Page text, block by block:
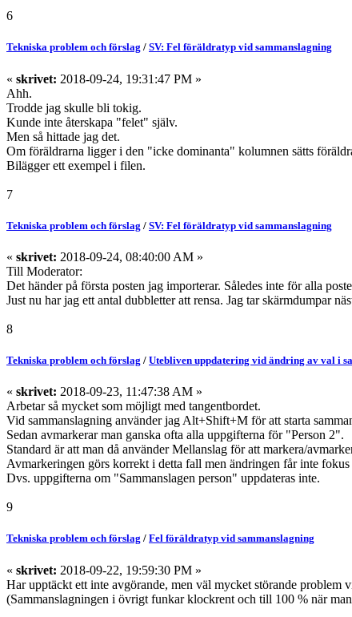
6
Tekniska problem och förslag / SV: Fel föräldratyp vid sammanslagning
« skrivet: 2018-09-24, 19:31:47 PM »
Ahh.
Trodde jag skulle bli tokig.
Kunde inte återskapa "felet" själv.
Men så hittade jag det.
Om föräldrarna ligger i den "icke dominanta" kolumnen sätts
Bilägger ett exempel i filen.
7
Tekniska problem och förslag / SV: Fel föräldratyp vid sammanslagning
« skrivet: 2018-09-24, 08:40:00 AM »
Till Moderator:
Det händer på första posten jag importerar. Således inte för alla
Just nu har jag ett antal dubbletter att rensa. Jag tar skärmdumpar
8
Tekniska problem och förslag / Utebliven uppdatering vid ändring av val i
« skrivet: 2018-09-23, 11:47:38 AM »
Arbetar så mycket som möjligt med tangentbordet.
Vid sammanslagning använder jag Alt+Shift+M för att starta
Sedan avmarkerar man ganska ofta alla uppgifterna för "Person 2".
Standard är att man då använder Mellanslag för att markera/
Avmarkeringen görs korrekt i detta fall men ändringen får inte
Dvs. uppgifterna om "Sammanslagen person" uppdateras inte.
9
Tekniska problem och förslag / Fel föräldratyp vid sammanslagning
« skrivet: 2018-09-22, 19:59:30 PM »
Har upptäckt ett inte avgörande, men väl mycket störande problem
(Sammanslagningen i övrigt funkar klockrent och till 100 % när